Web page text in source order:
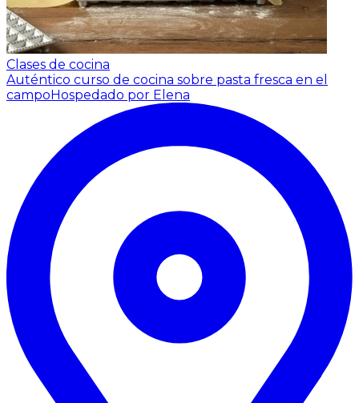
Clases de cocina
Auténtico curso de cocina sobre pasta fresca en el
campoHospedado por Elena